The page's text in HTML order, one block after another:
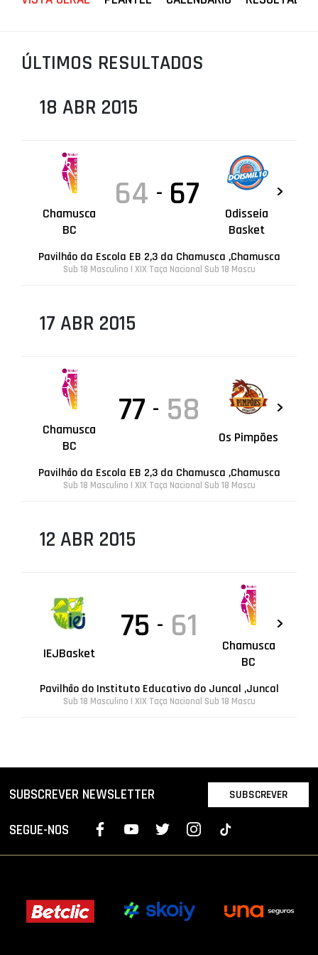
LIGA BETCLIC MASCULINA
LIGA BETCLIC FEMININA
ÚLTIMOS RESULTADOS
18 ABR 2015
Chamusca
BC
64 - 67
Odisseia
Basket
Pavilhão da Escola EB 2,3 da Chamusca ,Chamusca
Sub 18 Masculino | XIX Taça Nacional Sub 18 Mascu
17 ABR 2015
Chamusca
BC
77 - 58
Os Pimpões
Pavilhão da Escola EB 2,3 da Chamusca ,Chamusca
Sub 18 Masculino | XIX Taça Nacional Sub 18 Mascu
12 ABR 2015
IEJBasket
75 - 61
Chamusca
BC
Pavilhão do Instituto Educativo do Juncal ,Juncal
Sub 18 Masculino | XIX Taça Nacional Sub 18 Mascu
SUBSCREVER NEWSLETTER SUBSCREVER
SEGUE-NOS